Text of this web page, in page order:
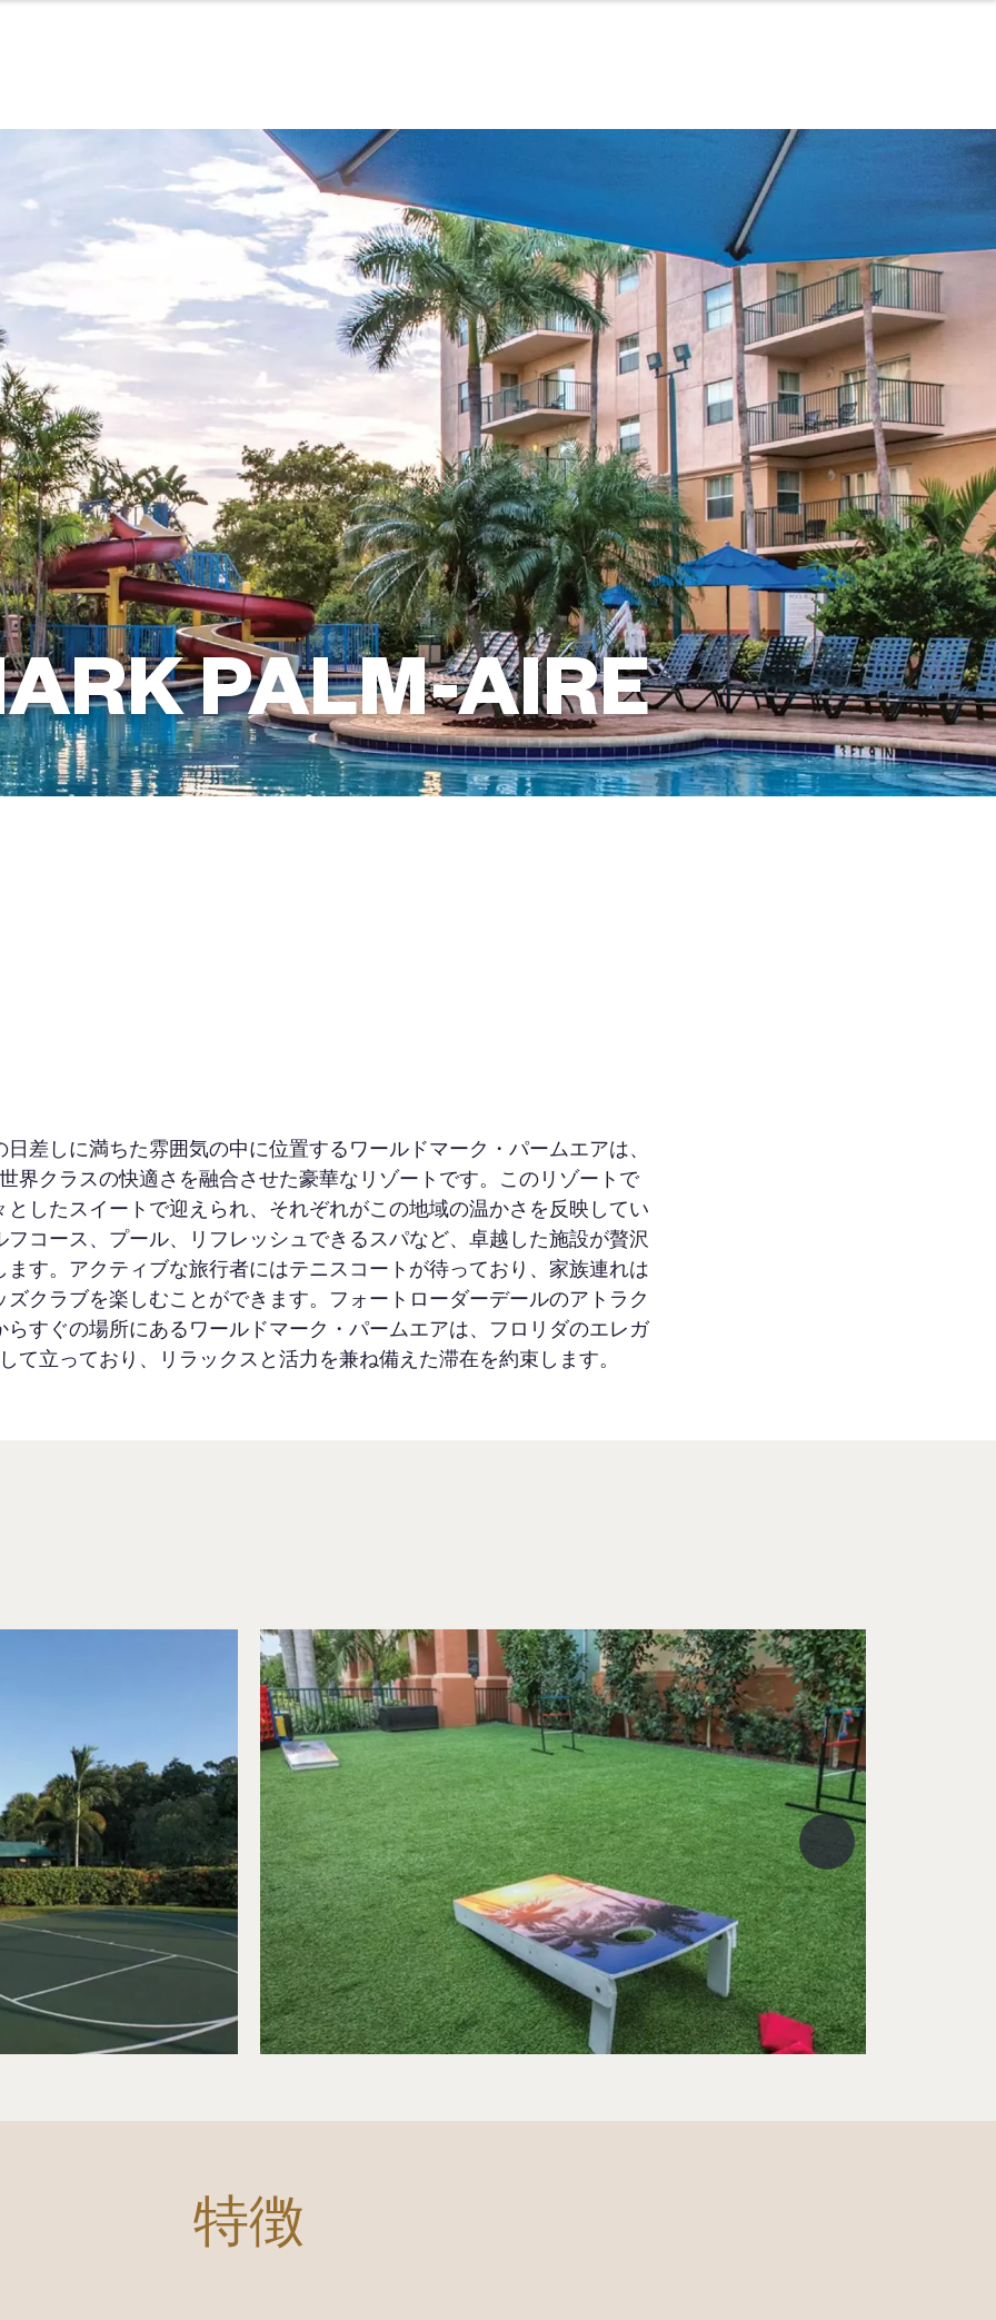
PALM-AIRE
差しに満ちた雰囲気の中に位置するワールドマーク・パームエアは、
界クラスの快適さを融合させた豪華なリゾートです。このリゾートで
としたスイートで迎えられ、それぞれがこの地域の温かさを反映してい
フコース、プール、リフレッシュできるスパなど、卓越した施設が贅沢
ます。アクティブな旅行者にはテニスコートが待っており、家族連れは
ズクラブを楽しむことができます。フォートローダーデールのアトラク
らすぐの場所にあるワールドマーク・パームエアは、フロリダのエレガ
て立っており、リラックスと活力を兼ね備えた滞在を約束します。
特徴